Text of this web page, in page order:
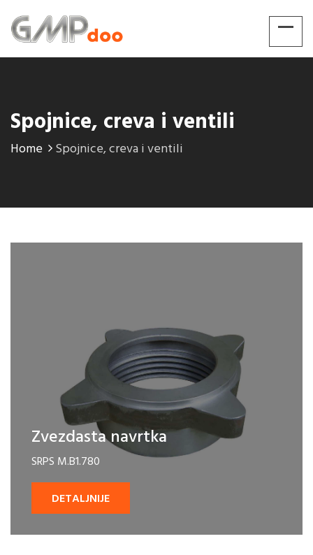
Spojnice, creva i ventili
Home Spojnice, creva i ventili
Zvezdasta navrtka
SRPS M.B1.780
DETALJNIJE